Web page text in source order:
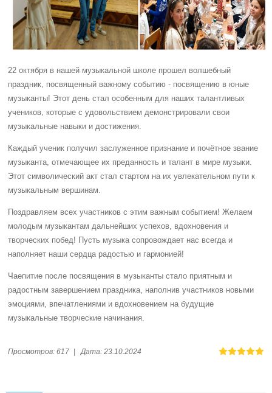
22 октября в нашей музыкальной школе прошел волшебный
праздник, посвященный важному событию - посвящению в юные
музыканты! Этот день стал особенным для наших талантливых
учеников, которые с удовольствием демонстрировали свои
музыкальные навыки и достижения.
Каждый ученик получил заслуженное признание и почётное звание
музыканта, отмечающее их преданность и талант в мире музыки.
Этот символический акт стал стартом на их увлекательном пути к
музыкальным вершинам.
Поздравляем всех участников с этим важным событием! Желаем
молодым музыкантам дальнейших успехов, вдохновения и
творческих побед! Пусть музыка сопровождает нас всегда и
наполняет наши сердца радостью и гармонией!
Чаепитие после посвящения в музыканты стало приятным и
радостным завершением праздника, наполнив участников новыми
эмоциями, впечатлениями и вдохновением на будущие
музыкальные творческие начинания.
Просмотров: 617 Дата: 23.10.2024